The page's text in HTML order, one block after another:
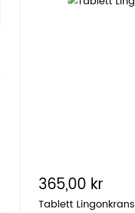
365,00 kr
Tablett Lingonkrans